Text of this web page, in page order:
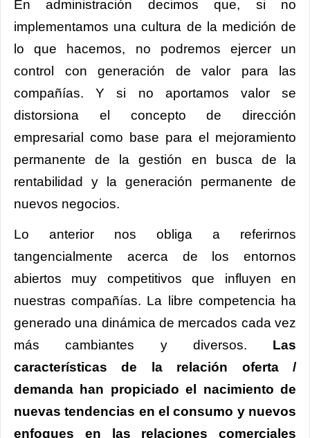
En administración decimos que, si no
implementamos una cultura de la medición de
lo que hacemos, no podremos ejercer un
control con generación de valor para las
compañías. Y si no aportamos valor se
distorsiona el concepto de dirección
empresarial como base para el mejoramiento
permanente de la gestión en busca de la
rentabilidad y la generación permanente de
nuevos negocios.
Lo anterior nos obliga a referirnos
tangencialmente acerca de los entornos
abiertos muy competitivos que influyen en
nuestras compañías. La libre competencia ha
generado una dinámica de mercados cada vez
más cambiantes y diversos. Las
características de la relación oferta /
demanda han propiciado el nacimiento de
nuevas tendencias en el consumo y nuevos
enfoques en las relaciones comerciales